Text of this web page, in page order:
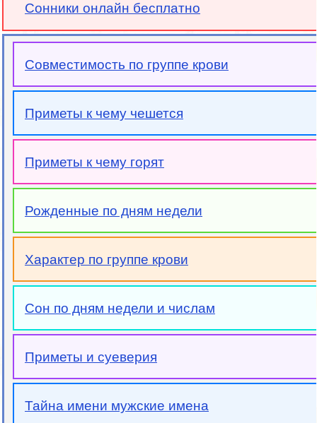
Сонники онлайн бесплатно
Совместимость по группе крови
Приметы к чему чешется
Приметы к чему горят
Рожденные по дням недели
Характер по группе крови
Сон по дням недели и числам
Приметы и суеверия
Тайна имени мужские имена